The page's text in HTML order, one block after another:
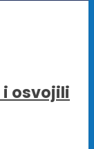
i osvojili